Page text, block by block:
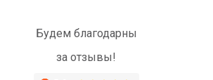
Будем благодарны
за отзывы!